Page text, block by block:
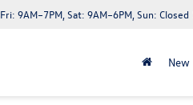
9AM–7PM, Sat: 9AM–6PM, Sun: Closed
New